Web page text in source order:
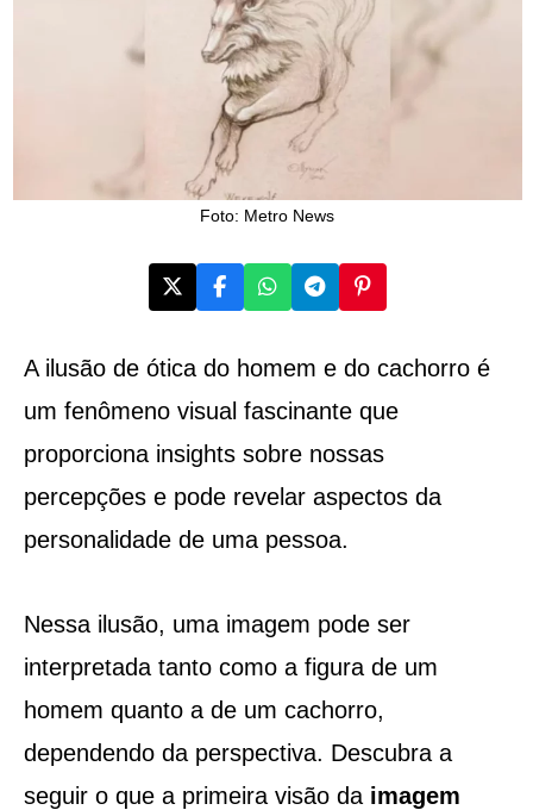
Foto: Metro News
A ilusão de ótica do homem e do cachorro é
um fenômeno visual fascinante que
proporciona insights sobre nossas
percepções e pode revelar aspectos da
personalidade de uma pessoa.
Nessa ilusão, uma imagem pode ser
interpretada tanto como a figura de um
homem quanto a de um cachorro,
dependendo da perspectiva. Descubra a
seguir o que a primeira visão da imagem